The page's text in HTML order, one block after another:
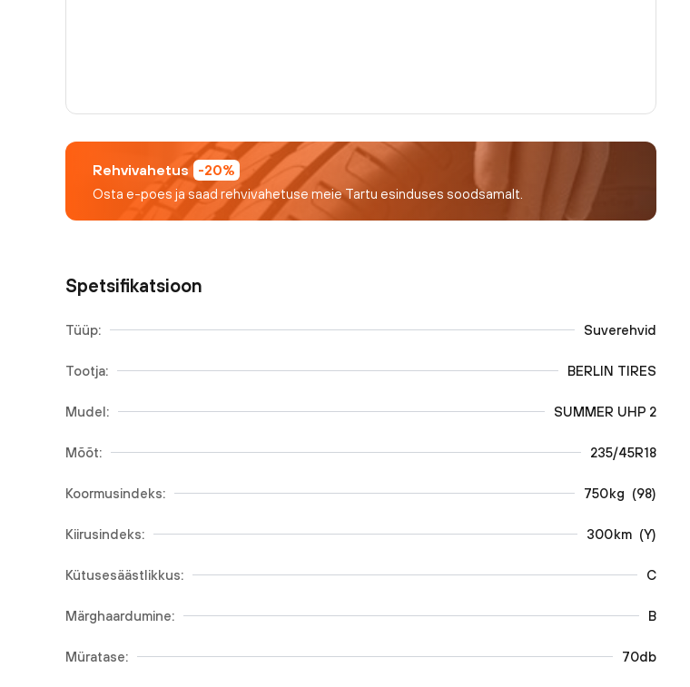
Rehvivahetus -20%
Osta e-poes ja saad rehvivahetuse meie Tartu esinduses soodsamalt.
Spetsifikatsioon
Tüüp: Suverehvid
Tootja: BERLIN TIRES
Mudel: SUMMER UHP 2
Mõõt: 235/45R18
Koormusindeks: 750kg (98)
Kiirusindeks: 300km (Y)
Kütusesäästlikkus: C
Märghaardumine: B
Müratase: 70db